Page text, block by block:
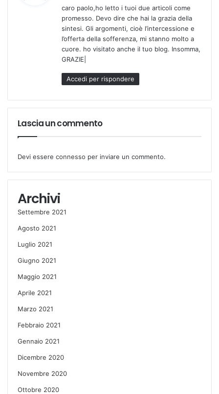
e
t
t
caro paolo,ho letto i tuoi due articoli come
promesso. Devo dire che hai la grazia della
sintesi. Gli argomenti, cioè l’intercessione e
l’offerta della sofferenza, mi stanno molto a
cuore. ho visitato anche il tuo blog. Insomma,
GRAZIE|
Accedi per rispondere
Lascia un commento
Devi essere connesso per inviare un commento.
Archivi
Settembre 2021
Agosto 2021
Luglio 2021
Giugno 2021
Maggio 2021
Aprile 2021
Marzo 2021
Febbraio 2021
Gennaio 2021
Dicembre 2020
Novembre 2020
Ottobre 2020